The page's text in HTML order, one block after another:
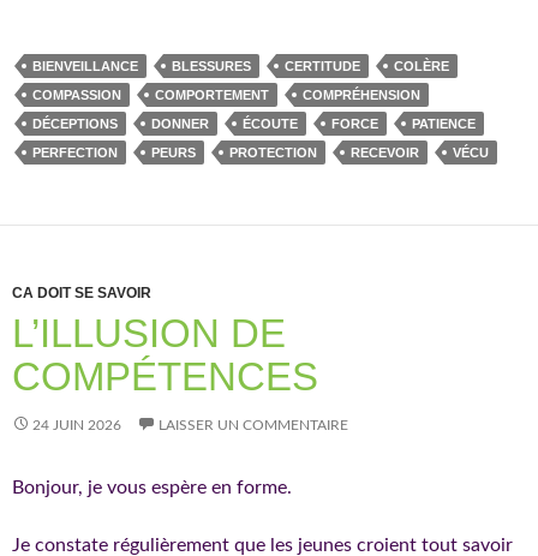
BIENVEILLANCE BLESSURES CERTITUDE
COLÈRE
COMPASSION
COMPORTEMENT
COMPRÉHENSION
DÉCEPTIONS
DONNER ÉCOUTE FORCE
PATIENCE
PERFECTION
PEURS PROTECTION RECEVOIR VÉCU
CA DOIT SE SAVOIR
L’ILLUSION DE
COMPÉTENCES
24 JUIN 2026 LAISSER UN COMMENTAIRE
Bonjour, je vous espère en forme.
Je constate régulièrement que les jeunes croient tout savoir